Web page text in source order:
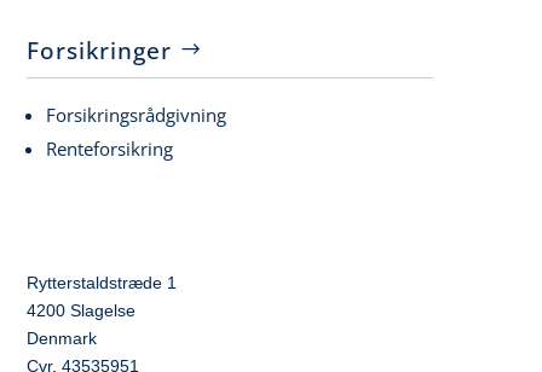
Forsikringer
Forsikringsrådgivning
Renteforsikring
Rytterstaldstræde 1
4200 Slagelse
Denmark
Cvr. 43535951